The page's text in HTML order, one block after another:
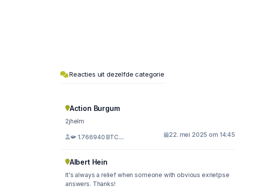
Reacties uit dezelfde categorie
Action Burgum
2jhelm
📯 1.766940 BTC.... 22. mei 2025 om 14:45
Albert Hein
It's always a relief when someone with obvious exrietpse
answers. Thanks!